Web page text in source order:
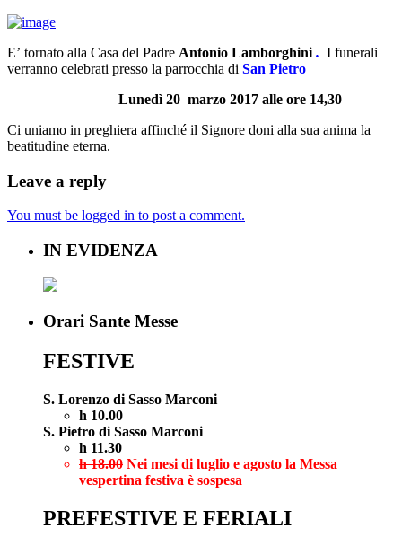
E’ tornato alla Casa del Padre Antonio Lamborghini . I funerali
verranno celebrati presso la parrocchia di San Pietro
Lunedì 20 marzo 2017 alle ore 14,30
Ci uniamo in preghiera affinché il Signore doni alla sua anima la
beatitudine eterna.
Leave a reply
You must be logged in to post a comment.
IN EVIDENZA
Orari Sante Messe
FESTIVE
S. Lorenzo di Sasso Marconi
h 10.00
S. Pietro di Sasso Marconi
h 11.30
h 18.00 Nei mesi di luglio e agosto la Messa
vespertina festiva è sospesa
PREFESTIVE E FERIALI